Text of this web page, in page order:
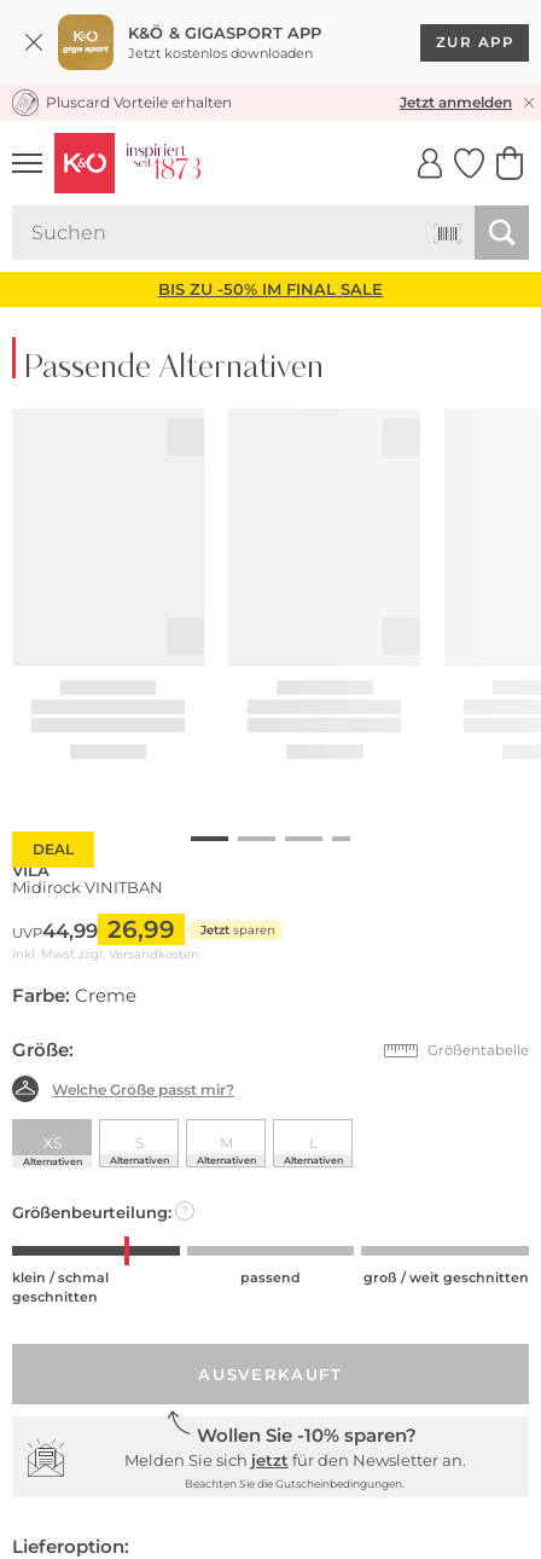
K&Ö & GIGASPORT APP
Jetzt kostenlos downloaden
ZUR APP
KOSTENLOSER VERSAND* & RÜCKVERSAND
Pluscard Vorteile erhalten Jetzt anmelden
UNSERE APP
CLICK &
BIS ZU -50% IM FINAL SALE
Passende Alternativen
DEAL
VILA
Midirock VINITBAN
UVP44,99 26,99 Jetzt sparen
inkl. Mwst zzgl. Versandkosten
Farbe: Creme
Größe: Größentabelle
Welche Größe passt mir?
XS
Alternativen
S
Alternativen
M
Alternativen
L
Alternativen
Größenbeurteilung: ?
klein / schmal
geschnitten
passend groß / weit geschnitten
AUSVERKAUFT
Wollen Sie -10% sparen?
Melden Sie sich jetzt für den Newsletter an.
Beachten Sie die Gutscheinbedingungen.
Lieferoption: